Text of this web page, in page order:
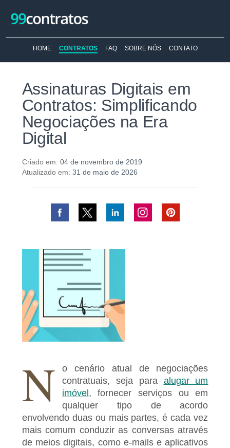
HOME CONTRATOS FAQ SOBRE NÓS CONTATO
Assinaturas Digitais em
Contratos: Simplificando
Negociações na Era
Digital
Criado em: 04 de novembro de 2019
Atualizado em: 31 de maio de 2026
N
o cenário atual de negociações
contratuais, seja para alugar um
imóvel , fornecer serviços ou em
qualquer tipo de acordo
envolvendo duas ou mais partes, é cada vez
mais comum conduzir as conversas através
de meios digitais, como e-mails e aplicativos